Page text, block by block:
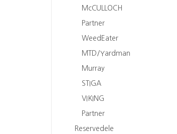
McCULLOCH
Partner
WeedEater
MTD/Yardman
Murray
STIGA
VIKING
Partner
Reservedele